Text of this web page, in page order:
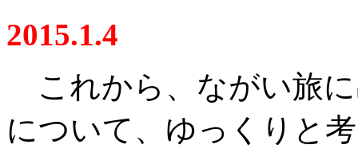
2015.1.4
これから、ながい旅
について、ゆっくりと